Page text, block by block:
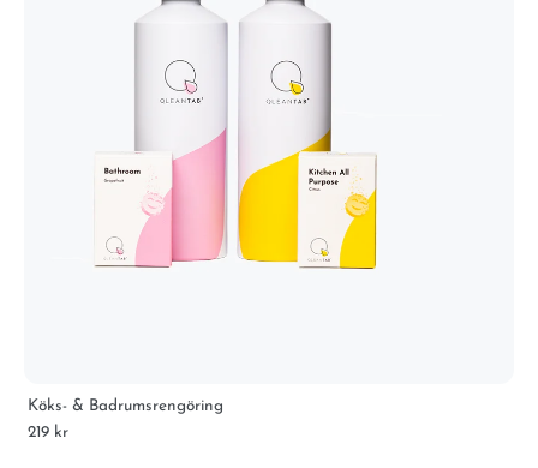
Köks- & Badrumsrengöring
219 kr